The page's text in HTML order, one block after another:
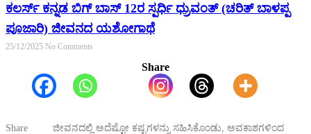
ಕಲರ್ಸ್ ಕನ್ನಡ ಬಿಗ್ ಬಾಸ್ 12ರ ಸ್ಪರ್ಧಿ ಧ್ರುವಂತ್ (ಚರಿತ್ ಬಾಳಪ್ಪ
ಪೂಜಾರಿ) ಜೀವನದ ಯಶೋಗಾಥೆ
25/12/2025 No Comments
Share
Share ಜೀವನದಲ್ಲಿ ಅದೆಷ್ಟೋ ಕಷ್ಟಗಳನ್ನು ಸಹಿಸಿಕೊಂಡು, ಅವಕಾಶಗಳಿಂದ